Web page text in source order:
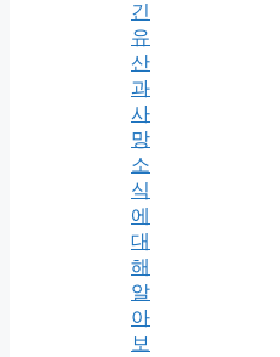
긴
유
산
과
사
망
소
식
에
대
해
알
아
보